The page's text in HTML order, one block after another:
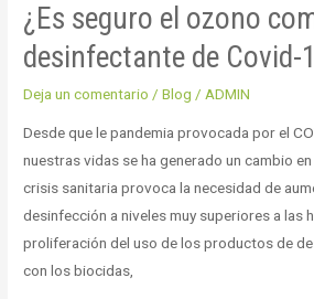
¿Es seguro el ozono
desinfectante de Covid-
Deja un comentario /Blog / ADMIN
Desde que le pandemia provocada por el
nuestras vidas se ha generado un cambio
crisis sanitaria provoca la necesidad de
desinfección a niveles muy superiores a las
proliferación del uso de los productos de
con los biocidas,
el
ozono
como
desinfectante
de
Covid-
19?